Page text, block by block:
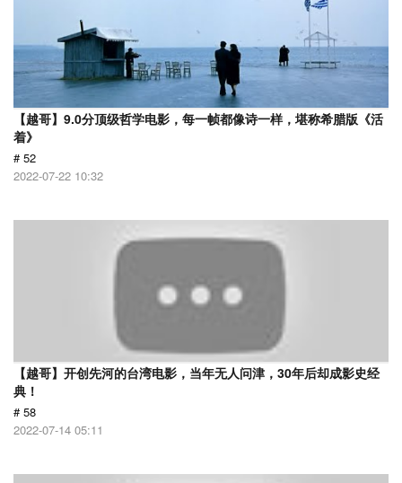
【越哥】9.0分顶级哲学电影，每一帧都像诗一样，堪称希腊版《活
着》
# 52
2022-07-22 10:32
【越哥】开创先河的台湾电影，当年无人问津，30年后却成影史经
典！
# 58
2022-07-14 05:11